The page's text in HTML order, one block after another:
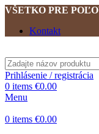
VŠETKO PRE
Kontakt
Prihlásenie / registrácia
0 items €0.00
Menu
0 items €0.00